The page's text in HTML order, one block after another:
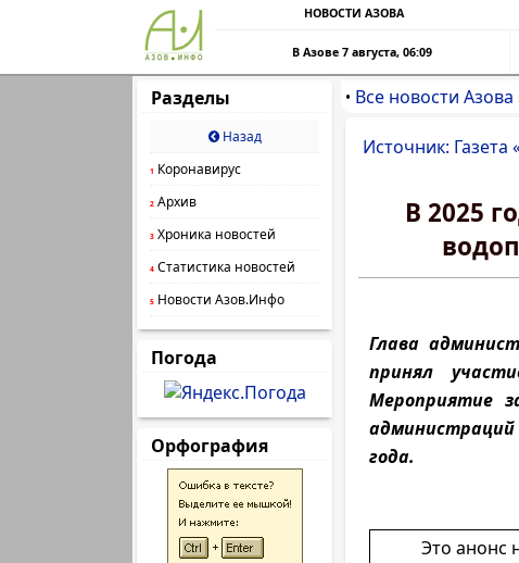
НОВОСТИ АЗОВА
В Азове 7 августа, 06:09
Разделы
Назад
1 Коронавирус
2 Архив
3 Хроника новостей
4 Статистика новостей
5 Новости Азов.Инфо
Погода
Орфография
• Все новости Азова
Источник: Газета
В 2025
Глава
принял
Мероприятие
администраций
года.
Это анонс